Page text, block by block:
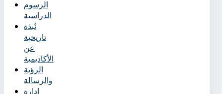
الرسوم
الدراسية
نُبذة
تاريخية
عن
الأكاديمية
الرؤية
والرسالة
إدارة